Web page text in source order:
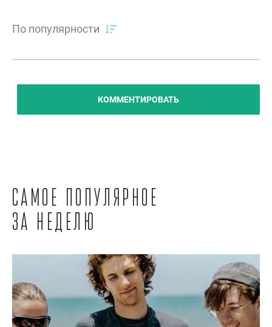
По популярности
КОММЕНТИРОВАТЬ
Самое популярное
за неделю